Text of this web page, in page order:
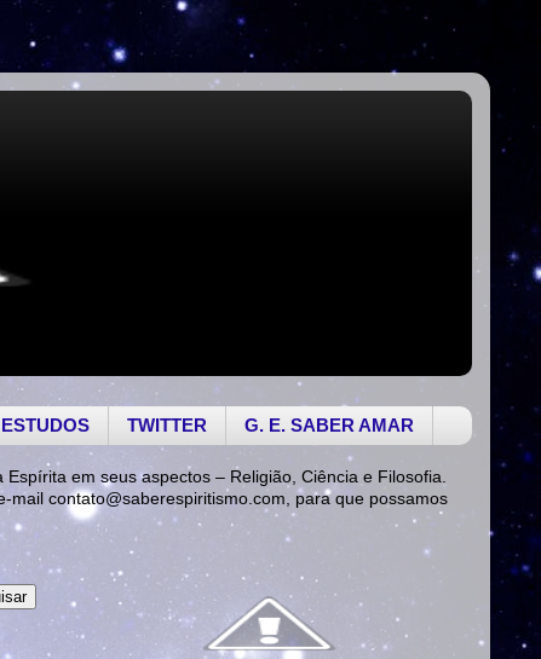
TWITTER G. E. SABER AMAR
em seus aspectos – Religião, Ciência e Filosofia.
mail contato@saberespiritismo.com , para que possamos